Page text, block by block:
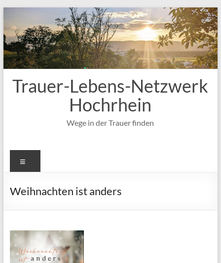
Inhalt
springen
Trauer-Lebens-Netzwerk
Hochrhein
Wege in der Trauer finden
Weihnachten ist anders